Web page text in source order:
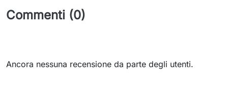
Commenti (0)
Ancora nessuna recensione da parte degli utenti.